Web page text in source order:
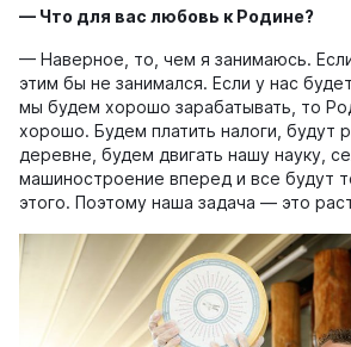
— Что для вас любовь к Родине?
— Наверное, то, чем я занимаюсь.
этим бы не занимался. Если у нас
мы будем хорошо зарабатывать, то
хорошо. Будем платить налоги, будут
деревне, будем двигать нашу науку,
машиностроение вперед и все будут
этого. Поэтому наша задача — это